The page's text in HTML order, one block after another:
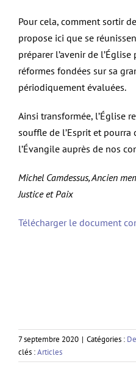
Pour cela, comment sortir
propose ici que se
préparer l’avenir de
réformes fondées sur sa
périodiquement évaluées.
Ainsi transformée, l’Église
souffle de l’Esprit et
l’Évangile auprès de nos
Michel Camdessus, Ancien
Justice et Paix
Télécharger le document
7 septembre 2020 | Catégories :
clés :Articles